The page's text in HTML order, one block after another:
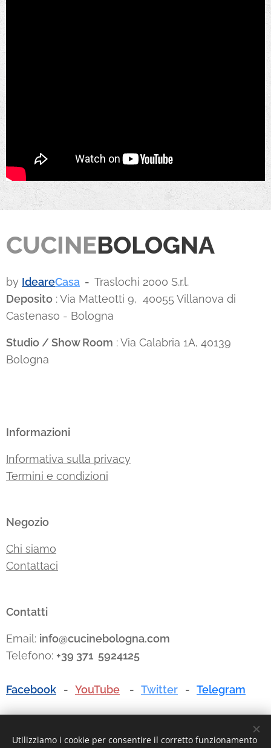
CUCINEBOLOGNA
by IdeareCasa - Traslochi 2000 S.r.l.
Deposito : Via Matteotti 9, 40055 Villanova di
Castenaso - Bologna
Studio / Show Room : Via Calabria 1A, 40139
Bologna
Informazioni
Informativa sulla privacy
Termini e condizioni
Negozio
Chi siamo
Contattaci
Contatti
Email: info@cucinebologna.com
Telefono: +39 371 5924125
Facebook - YouTube - Twitter - Telegram
P.I./C.F. 03135881203 - REA: BO-494768 - I.R.I. di Bologna n.
Utilizziamo i cookie per consentire il corretto funzionamento